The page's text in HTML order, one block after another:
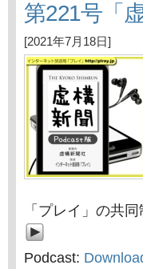
第221号「
[2021年7月18日]
「プレイ」の共
Podcast: